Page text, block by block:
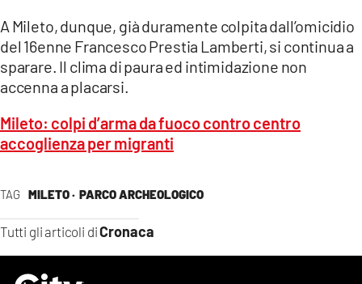
TAG MILETO · PARCO ARCHEOLOGICO
Tutti gli articoli diCronaca
A Mileto, dunque, già duramente colpita dall’omicidio
del 16enne Francesco Prestia Lamberti, si continua a
sparare. Il clima di paura ed intimidazione non
accenna a placarsi.
Mileto: colpi d’arma da fuoco contro centro
accoglienza per migranti